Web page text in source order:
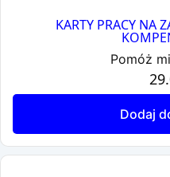
KARTY PRACY NA
Pomóż
Dodaj